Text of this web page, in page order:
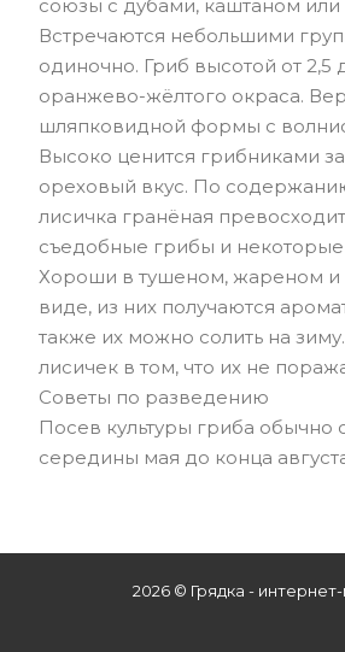
союзы с дубами, каштаном или
Встречаются небольшими
одиночно. Гриб высотой от 2,5
оранжево-жёлтого окраса.
шляпковидной формы с
Высоко ценится грибниками
ореховый вкус. По
лисичка гранёная
съедобные грибы и
Хороши в тушеном, жареном
виде, из них получаются
также их можно солить на
лисичек в том, что их не
Советы по разведению
Посев культуры гриба обычно
середины мая до конца
2026 © Грядка -